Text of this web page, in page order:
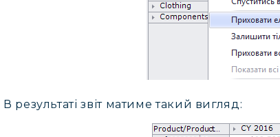
В результаті звіт матиме такий вигляд: